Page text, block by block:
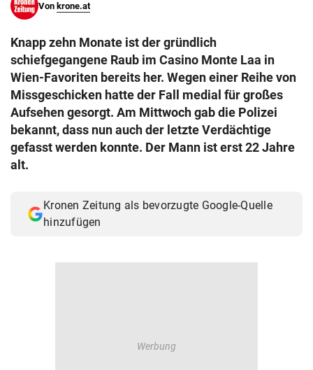
search
eingeben
© Krone Multimedia GmbH & Co KG 2026
Muthgasse 2, 1190 Wien
Von krone.at
Knapp zehn Monate ist der gründlich
schiefgegangene Raub im Casino Monte Laa in
Wien-Favoriten bereits her. Wegen einer Reihe von
Missgeschicken hatte der Fall medial für großes
Aufsehen gesorgt. Am Mittwoch gab die Polizei
bekannt, dass nun auch der letzte Verdächtige
gefasst werden konnte. Der Mann ist erst 22 Jahre
alt.
Kronen Zeitung als bevorzugte Google-Quelle
hinzufügen